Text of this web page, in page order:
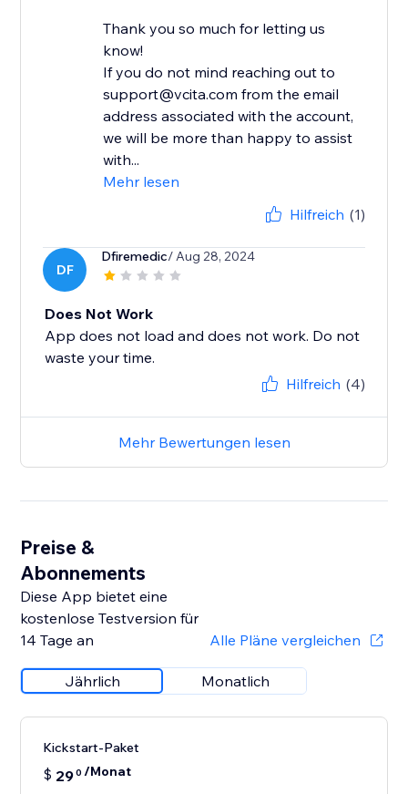
Thank you so much for letting us
know!
If you do not mind reaching out to
support@vcita.com from the email
address associated with the account,
we will be more than happy to assist
with...
Mehr lesen
Hilfreich (1)
DF
Dfiremedic/ Aug 28, 2024
Does Not Work
App does not load and does not work. Do not
waste your time.
Hilfreich (4)
Mehr Bewertungen lesen
Preise &
Abonnements
Diese App bietet eine
kostenlose Testversion für
14 Tage an
Alle Pläne vergleichen
Jährlich Monatlich
Kickstart-Paket
$ 290 /Monat